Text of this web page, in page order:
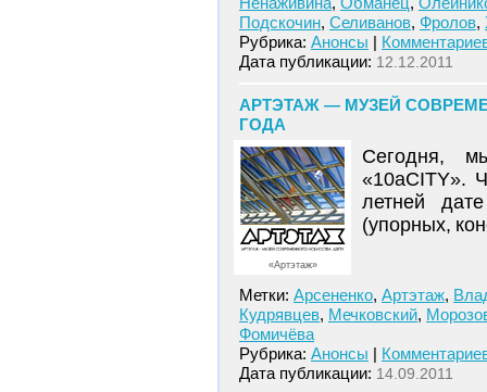
Подскочин, Селиванов, Фролов,
Рубрика: Анонсы |
Дата публикации: 12.12.2011
АРТЭТАЖ — МУЗЕЙ
ГОДА
«Артэтаж»
Сегодня,
«10aCITY».
летней
(упорных,
Метки: Арсененко, Артэтаж,
Кудрявцев, Мечковский,
Фомичёва
Рубрика: Анонсы |
Дата публикации: 14.09.2011